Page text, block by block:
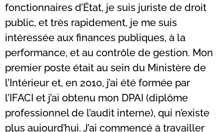
fonctionnaires d’État, je suis juriste de droit
public, et très rapidement, je me suis
intéressée aux finances publiques, à la
performance, et au contrôle de gestion. Mon
premier poste était au sein du Ministère de
l’Intérieur et, en 2010, j’ai été formée par
l’IFACI et j’ai obtenu mon DPAI (diplôme
professionnel de l’audit interne), qui n’existe
plus aujourd’hui. J’ai commencé à travailler